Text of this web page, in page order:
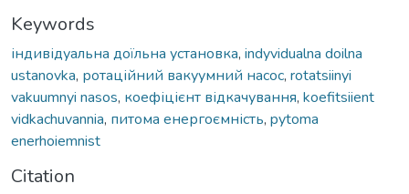
Keywords
індивідуальна доїльна установка, indyvidualna doilna
ustanovka, ротаційний вакуумний насос, rotatsiinyi
vakuumnyi nasos, коефіцієнт відкачування, koefitsiient
vidkachuvannia, питома енергоємність, pytoma
enerhoiemnist
Citation